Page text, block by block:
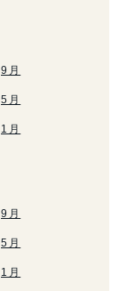
9月
5月
1月
9月
5月
1月